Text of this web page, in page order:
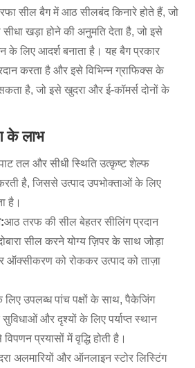
सील बैग में आठ सीलबंद किनारे होते हैं, जो
खड़ा होने की अनुमति देता है, जो इसे
के लिए आदर्श बनाता है। यह बैग प्रकार
करता है और इसे विभिन्न ग्राफिक्स के
है, जो इसे खुदरा और ई-कॉमर्स दोनों के
के लाभ
तल और सीधी स्थिति उत्कृष्ट शेल्फ
करती है, जिससे उत्पाद उपभोक्ताओं के लिए
है।
आठ तरफ की सील बेहतर सीलिंग प्रदान
सील करने योग्य ज़िपर के साथ जोड़ा
ऑक्सीकरण को रोककर उत्पाद को ताज़ा
उपलब्ध पांच पक्षों के साथ, पैकेजिंग
सुविधाओं और दृश्यों के लिए पर्याप्त स्थान
प्रयासों में वृद्धि होती है।
अलमारियों और ऑनलाइन स्टोर लिस्टिंग